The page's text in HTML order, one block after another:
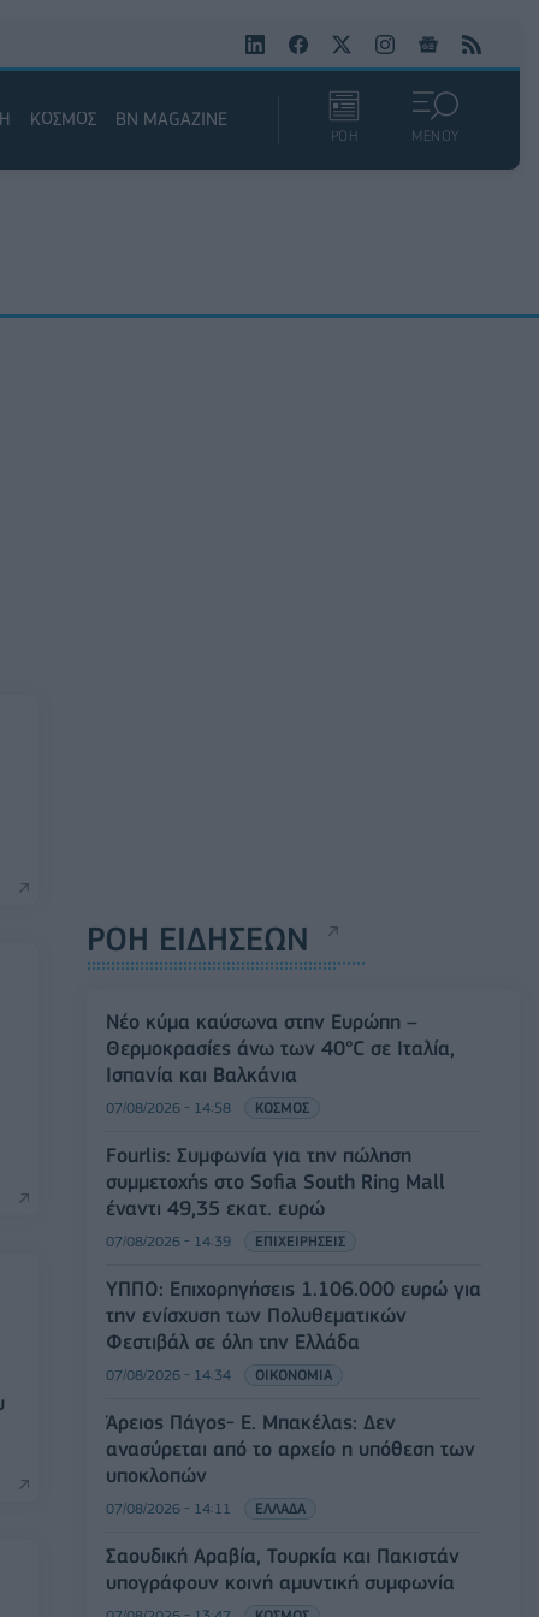
ΚΟΣΜΟΣ BN MAGAZINE
ΡΟΗ ΜΕΝΟΥ
ΡΟΗ ΕΙΔΗΣΕΩΝ
Νέο κύμα καύσωνα στην Ευρώπη –
Θερμοκρασίες άνω των 40°C σε Ιταλία,
Ισπανία και Βαλκάνια
07/08/2026 - 14:58 ΚΟΣΜΟΣ
Fourlis: Συμφωνία για την πώληση
συμμετοχής στο Sofia South Ring Mall
έναντι 49,35 εκατ. ευρώ
07/08/2026 - 14:39 ΕΠΙΧΕΙΡΗΣΕΙΣ
ΥΠΠΟ: Επιχορηγήσεις 1.106.000 ευρώ για
την ενίσχυση των Πολυθεματικών
Φεστιβάλ σε όλη την Ελλάδα
07/08/2026 - 14:34 ΟΙΚΟΝΟΜΙΑ
Άρειος Πάγος- Ε. Μπακέλας: Δεν
ανασύρεται από το αρχείο η υπόθεση των
υποκλοπών
07/08/2026 - 14:11 ΕΛΛΑΔΑ
Σαουδική Αραβία, Τουρκία και Πακιστάν
υπογράφουν κοινή αμυντική συμφωνία